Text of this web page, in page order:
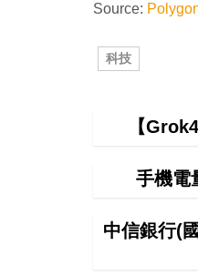
Source:
科技
【
手機電
中信銀行(